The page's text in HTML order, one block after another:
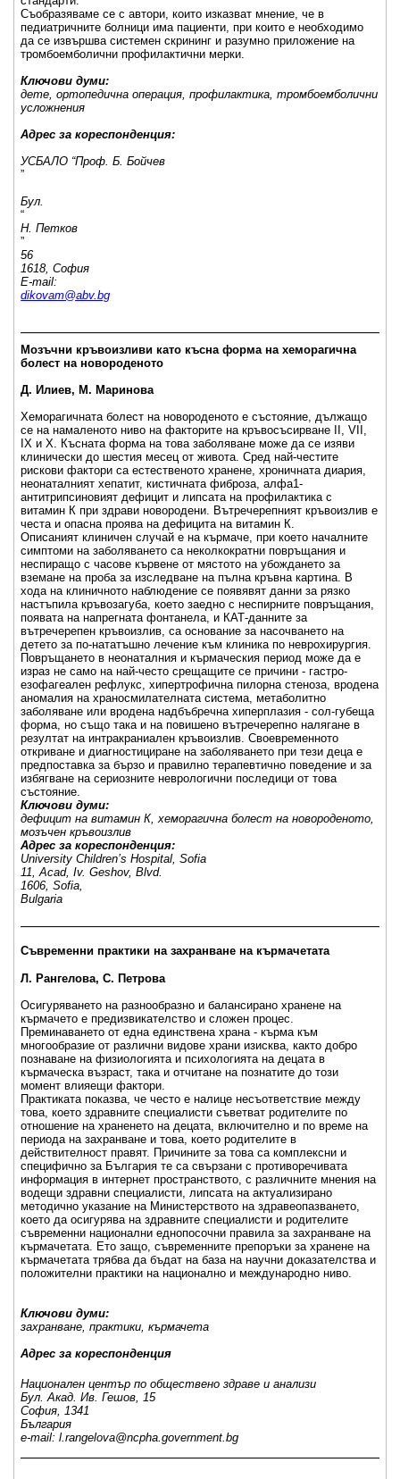
Съобразяваме се с автори, които изказват мнение, че в
педиатричните болници има пациенти, при които е необходимо
да се извършва системен скрининг и разумно приложение на
тромбоемболични профилактични мерки.
Ключови думи:
дете, ортопедична операция, профилактика, тромбоемболични
усложнения
Адрес за кореспонденция:
УСБАЛО “Проф. Б. Бойчев
”
Бул.
“
Н. Петков
”
56
1618, София
Е-mail:
dikovam@abv.bg
Мозъчни кръвоизливи като късна форма на хеморагична
болест на новороденото
Д. Илиев, М. Маринова
Хеморагичната болест на новороденото е състояние, дължащо
се на намаленото ниво на факторите на кръвосъсирване II, VII,
IX и X. Късната форма на това заболяване може да се изяви
клинически до шестия месец от живота. Сред най-честите
рискови фактори са естественото хранене, хроничната диария,
неонаталният хепатит, кистичната фиброза, алфа1-
антитрипсиновият дефицит и липсата на профилактика с
витамин К при здрави новородени. Вътречерепният кръвоизлив е
честа и опасна проява на дефицита на витамин К.
Описаният клиничен случай е на кърмаче, при което началните
симптоми на заболяването са неколкократни повръщания и
неспиращо с часове кървене от мястото на убождането за
вземане на проба за изследване на пълна кръвна картина. В
хода на клиничното наблюдение се появявят данни за рязко
настъпила кръвозагуба, което заедно с неспирните повръщания,
появата на напрегната фонтанела, и КАТ-данните за
вътречерепен кръвоизлив, са основание за насочването на
детето за по-нататъшно лечение към клиника по неврохирургия.
Повръщането в неонаталния и кърмаческия период може да е
израз не само на най-често срещащите се причини - гастро-
езофагеален рефлукс, хипертрофична пилорна стеноза, вродена
аномалия на храносмилателната система, метаболитно
заболяване или вродена надбъбречна хиперплазия - сол-губеща
форма, но също така и на повишено вътречерепно налягане в
резултат на интракраниален кръвоизлив. Своевременното
откриване и диагностициране на заболяването при тези деца е
предпоставка за бързо и правилно терапевтично поведение и за
избягване на сериозните неврологични последици от това
състояние.
Ключови думи:
дефицит на витамин К, хеморагична болест на новороденото,
мозъчен кръвоизлив
Адрес за кореспонденция:
University Children’s Hospital, Sofia
11, Acad, Iv. Geshov, Blvd.
1606, Sofia,
Bulgaria
Съвременни практики на захранване на кърмачетата
Л. Рангелова, С. Петрова
Осигуряването на разнообразно и балансирано хранене на
кърмачето е предизвикателство и сложен процес.
Преминаването от една единствена храна - кърма към
многообразие от различни видове храни изисква, както добро
познаване на физиологията и психологията на децата в
кърмаческа възраст, така и отчитане на познатите до този
момент влияещи фактори.
Практиката показва, че често е налице несъответствие между
това, което здравните специалисти съветват родителите по
отношение на храненето на децата, включително и по време на
периода на захранване и това, което родителите в
действителност правят. Причините за това са комплексни и
специфично за България те са свързани с противоречивата
информация в интернет пространството, с различните мнения на
водещи здравни специалисти, липсата на актуализирано
методично указание на Министерството на здравеопазването,
което да осигурява на здравните специалисти и родителите
съвременни национални еднопосочни правила за захранване на
кърмачетата. Ето защо, съвременните препоръки за хранене на
кърмачетата трябва да бъдат на база на научни доказателства и
положителни практики на национално и международно ниво.
Ключови думи:
захранване, практики, кърмачета
Адрес за кореспонденция
Национален център по обществено здраве и анализи
Бул. Акад. Ив. Гешов, 15
София, 1341
България
e-mail: l.rangelova@ncpha.government.bg